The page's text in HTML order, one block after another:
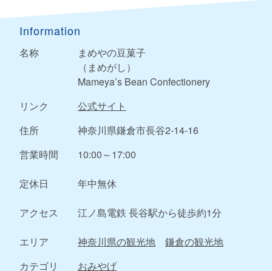
Information
名称
まめやの豆菓子
（まめがし）
Mameya’s Bean Confectionery
リンク
公式サイト
住所
神奈川県鎌倉市長谷2-14-16
営業時間
10:00～17:00
定休日 年中無休
アクセス 江ノ島電鉄 長谷駅から徒歩約1分
エリア 神奈川県の観光地
鎌倉の観光地
カテゴリ
おみやげ